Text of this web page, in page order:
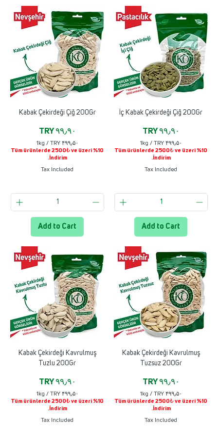
İç Kabak Çekirdeği Çiğ 200Gr
Price
TRY ۹۹٫۹۰
TRY ۴۹۹٫۵۰ /
1kg
T
R
۹
p
e
1
K
i
l
a
m
Tüm ürünlerde 2500₺ ve üzeri %10
İndirim.
Tax Included
Add to Cart
Kabak Çekirdeği Çiğ 200Gr
Price
TRY ۹۹٫۹۰
TRY ۴۹۹٫۵۰ /
1kg
T
R
۹
p
e
i
l
o
r
a
m
Tüm ürünlerde 2500₺ ve üzeri %10
İndirim.
Tax Included
Add to Cart
Kabak Çekirdeği Kavrulmuş
Tuzsuz 200Gr
Price
TRY ۹۹٫۹۰
TRY ۴۹۹٫۵۰ /
1kg
T
R
Tüm ürünlerde 2500₺ ve üzeri %10
İndirim.
Tax Included
Kabak Çekirdeği Kavrulmuş
Tuzlu 200Gr
Price
TRY ۹۹٫۹۰
TRY ۴۹۹٫۵۰ /
1kg
T
R
Tüm ürünlerde 2500₺ ve üzeri %10
İndirim.
Tax Included